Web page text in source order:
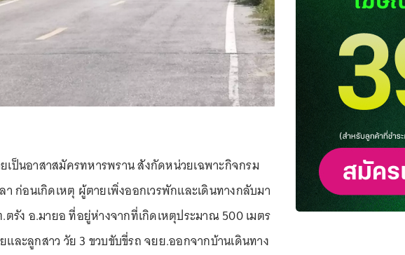
เป็นอาสาสมัครทหารพราน สังกัดหน่วยเฉพาะกิจกรม
ก่อนเกิดเหตุ ผู้ตายเพิ่งออกเวรพักและเดินทางกลับมา
รัง อ.มายอ ที่อยู่ห่างจากที่เกิดเหตุประมาณ 500 เมตร
ละลูกสาว วัย 3 ขวบขับขี่รถ จยย.ออกจากบ้านเดินทาง